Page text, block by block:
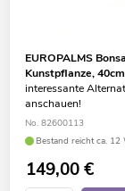
EUROPALMS
Kunstpflanze, 40cm
interessante
anschauen!
No. 82600113
Bestand reicht ca. 12
149,00€